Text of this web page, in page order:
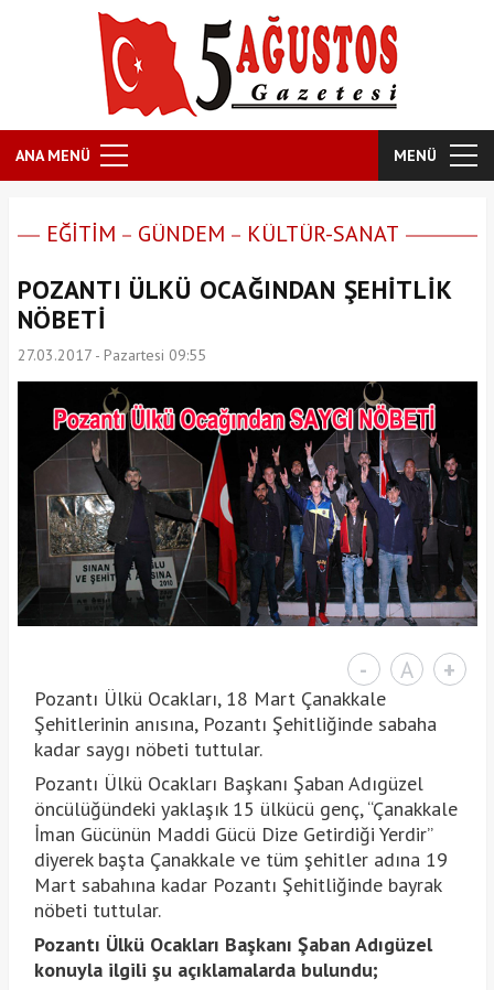
ANA MENÜ MENÜ
EĞİTİM GÜNDEM KÜLTÜR-SANAT
POZANTI ÜLKÜ OCAĞINDAN ŞEHİTLİK
NÖBETİ
27.03.2017 - Pazartesi 09:55
- A +
Pozantı Ülkü Ocakları, 18 Mart Çanakkale
Şehitlerinin anısına, Pozantı Şehitliğinde sabaha
kadar saygı nöbeti tuttular.
Pozantı Ülkü Ocakları Başkanı Şaban Adıgüzel
öncülüğündeki yaklaşık 15 ülkücü genç, “Çanakkale
İman Gücünün Maddi Gücü Dize Getirdiği Yerdir”
diyerek başta Çanakkale ve tüm şehitler adına 19
Mart sabahına kadar Pozantı Şehitliğinde bayrak
nöbeti tuttular.
Pozantı Ülkü Ocakları Başkanı Şaban Adıgüzel
konuyla ilgili şu açıklamalarda bulundu;